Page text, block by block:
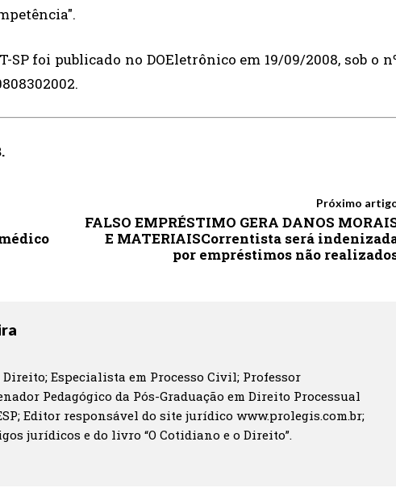
SP foi publicado no DOEletrônico em 19/09/2008, sob o
Próximo
FALSO EMPRÉSTIMO GERA DANOS
E MATERIAISCorrentista será
por empréstimos não
Direito; Especialista em Processo Civil; Professor
Pedagógico da Pós-Graduação em Direito Processual
Editor responsável do site jurídico www.prolegis.com.br;
jurídicos e do livro “O Cotidiano e o Direito”.